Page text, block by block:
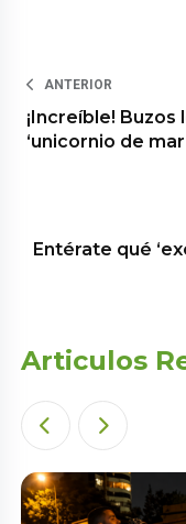
ANTERIOR
¡Increíble!
‘unicornio de
Entérate qué
Articulos